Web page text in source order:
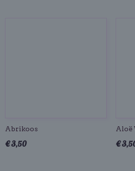
Abrikoos
€ 3,50
Aloë
€